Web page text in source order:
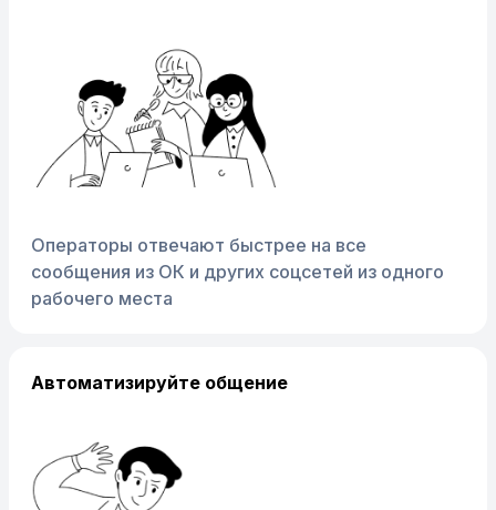
Операторы отвечают быстрее на все
сообщения из ОК и других соцсетей из одного
рабочего места
Автоматизируйте общение